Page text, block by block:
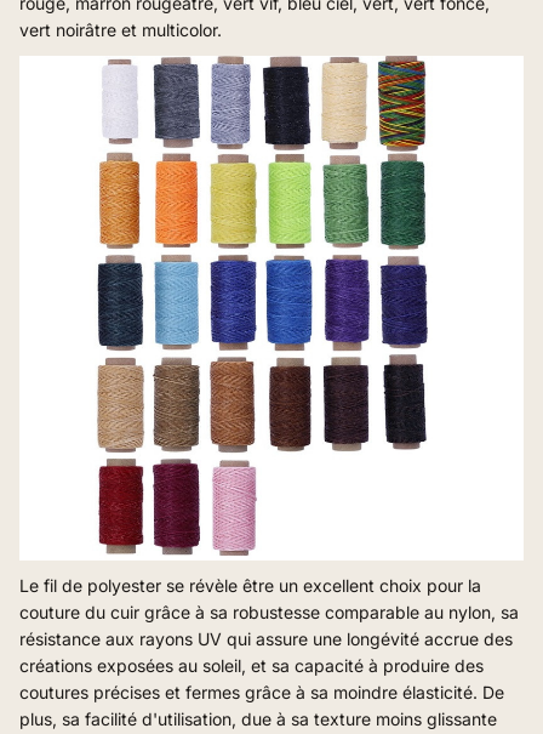
vert noirâtre et multicolor.
Le fil de polyester se révèle être un excellent choix pour la
couture du cuir grâce à sa robustesse comparable au nylon, sa
résistance aux rayons UV qui assure une longévité accrue des
créations exposées au soleil, et sa capacité à produire des
coutures précises et fermes grâce à sa moindre élasticité. De
plus, sa facilité d'utilisation, due à sa texture moins glissante